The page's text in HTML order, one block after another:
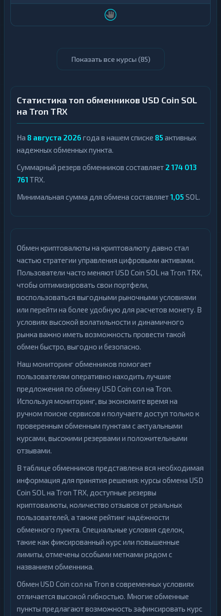
Показать все курсы (85)
Статистика топ обменников USD Coin SOL
на Tron TRX
На 8 августа 2026 года в нашем списке 85 активных
надежных обменных пункта.
Суммарный резерв обменников составляет 2 174 013
761 TRX.
Минимальная сумма для обмена составляет1,05 SOL.
Обмен криптовалюты на криптовалюту давно стал
частью стратегии управления цифровыми активами.
Пользователи часто меняют USD Coin SOL на Tron TRX,
чтобы оптимизировать свои портфели,
воспользоваться выгодными рыночными условиями
или перейти на более удобную для расчетов монету. В
условиях высокой волатильности и динамичного
рынка важно иметь возможность провести такой
обмен быстро, выгодно и безопасно.
Наш мониторинг обменников помогает
пользователям оперативно находить лучшие
предложения по обмену USD Coin сол на Tron.
Используя мониторинг, вы экономите время на
ручном поиске сервисов и получаете доступ только к
проверенным обменным пунктам с актуальными
курсами, высокими резервами и положительными
отзывами.
В таблице обменников представлена вся необходимая
информация для принятия решения: курсы обмена USD
Coin SOL на Tron TRX, доступные резервы
криптовалюты, количество отзывов от реальных
пользователей, а также рейтинг надёжности
обменного пункта. Специальные условия сделок,
такие как фиксированный курс или повышенные
лимиты, отмечены особыми метками рядом с
названием обменника.
Обмен USD Coin сол на Tron в современных условиях
отличается высокой гибкостью. Многие обменные
пункты предлагают возможность зафиксировать курс